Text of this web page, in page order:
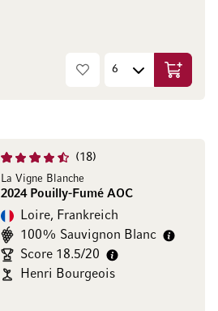
In den
18
La Vigne Blanche
2024 Pouilly-Fumé AOC
Loire, Frankreich
100% Sauvignon Blanc
Score 18.5/20
Henri Bourgeois